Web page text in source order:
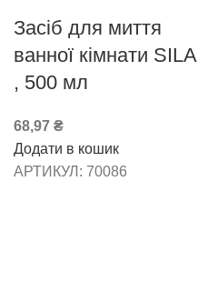
Засіб для миття
ванної кімнати SILA
, 500 мл
68,97 ₴
Додати в кошик
АРТИКУЛ: 70086